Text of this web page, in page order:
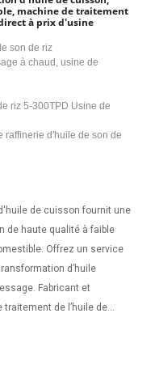
machine de traitement
à prix d'usine
son de riz
à chaud, usine de
riz 5-300TPD Usine de
raffinerie d'huile de son de
de cuisson fournit une
de haute qualité à faible
Offrez un service
d’huile
Fabricant et
de l’huile de
de machine de traitement
d'huile de palmiste et de